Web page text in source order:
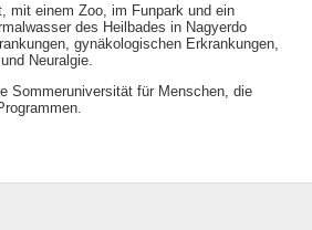
mit einem Zoo, im Funpark und ein
des Heilbades in Nagyerdo
gynäkologischen Erkrankungen,
Neuralgie.
Sommeruniversität für Menschen, die